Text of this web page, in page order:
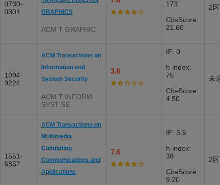
0730-
0301
GRAPHICS
ACM T GRAPHIC
173
CiteScore:
21.60
2区
1094-
9224
ACM Transactions on
Information and
System Security
ACM T INFORM
SYST SE
3.6
IF: 0
h-index:
75
CiteScore:
4.50
未
1551-
6857
ACM Transactions on
Multimedia
Computing
Communications and
Applications
7.6
IF: 5.6
h-index:
38
CiteScore:
9.20
2区